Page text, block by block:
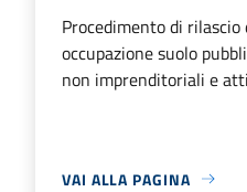
Procedimento di rilascio
occupazione suolo
non imprenditoriali e
VAI ALLA PAGINA